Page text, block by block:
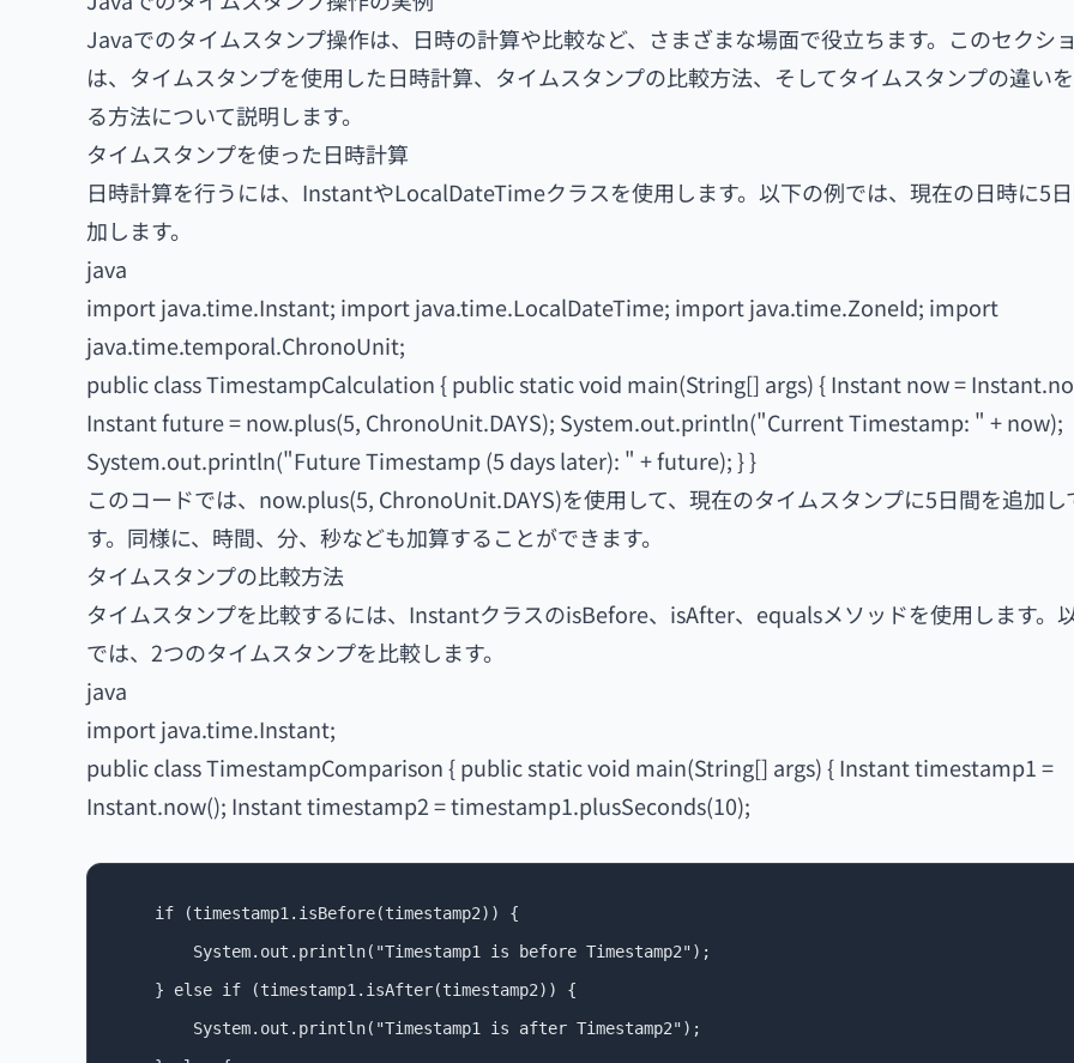
Javaでのタイムスタンプ操作は、日時の計算や比較など、さまざまな場面で役立ちます。このセクシ
は、タイムスタンプを使用した日時計算、タイムスタンプの比較方法、そしてタイムスタンプの違い
る方法について説明します。
タイムスタンプを使った日時計算
日時計算を行うには、InstantやLocalDateTimeクラスを使用します。以下の例では、現在の日時に5
加します。
java
import java.time.Instant; import java.time.LocalDateTime; import java.time.ZoneId; import
java.time.temporal.ChronoUnit;
public class TimestampCalculation { public static void main(String[] args) { Instant now =
Instant future = now.plus(5, ChronoUnit.DAYS); System.out.println("Current Timestamp: " + now);
System.out.println("Future Timestamp (5 days later): " + future); } }
このコードでは、now.plus(5, ChronoUnit.DAYS)を使用して、現在のタイムスタンプに5日間を追加し
す。同様に、時間、分、秒なども加算することができます。
タイムスタンプの比較方法
タイムスタンプを比較するには、InstantクラスのisBefore、isAfter、equalsメソッドを使用します。
では、2つのタイムスタンプを比較します。
java
import java.time.Instant;
public class TimestampComparison { public static void main(String[] args) { Instant timestamp1 =
Instant.now(); Instant timestamp2 = timestamp1.plusSeconds(10);
    if (timestamp1.isBefore(timestamp2)) {
        System.out.println("Timestamp1 is before Timestamp2");
    } else if (timestamp1.isAfter(timestamp2)) {
        System.out.println("Timestamp1 is after Timestamp2");